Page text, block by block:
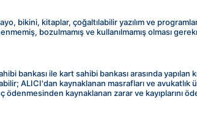
bikini, kitaplar, çoğaltılabilir yazılım ve
bozulmamış ve kullanılmamış olması
bankası ile kart sahibi bankası arasında
ALICI'dan kaynaklanan masrafları ve
kaynaklanan zarar ve kayıplarını